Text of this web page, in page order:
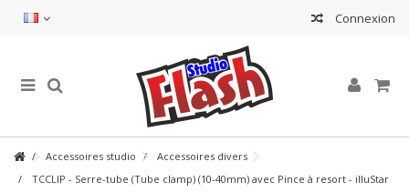
Connexion
Accessoires studio
Accessoires divers
TCCLIP - Serre-tube (Tube clamp) (10-40mm) avec Pince à resort - illuStar